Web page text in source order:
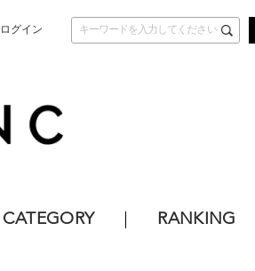
ログイン
CATEGORY RANKING